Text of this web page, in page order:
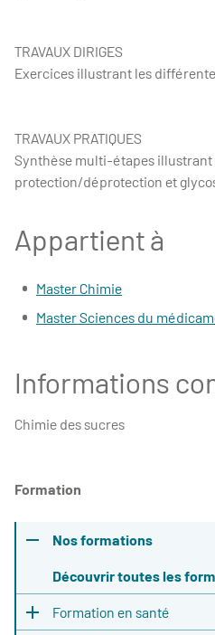
TRAVAUX DIRIGES
Exercices illustrant les
TRAVAUX PRATIQUES
Synthèse multi-étapes illustrant
protection/déprotection et
Appartient à
Master Chimie
Master Sciences du
Informations
Chimie des sucres
Formation
Nos formations
Découvrir toutes les
Formation en santé